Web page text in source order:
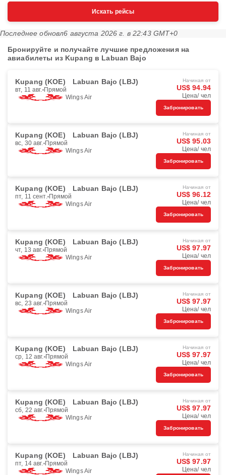
Искать рейсы
Последнее обновл6 августа 2026 г. в 22:43 GMT+0
Бронируйте и получайте лучшие предложения на
авиабилеты из Kupang в Labuan Bajo
Kupang (KOE) Labuan Bajo (LBJ)
вт, 11 авг. Прямой
Wings Air
Начиная от
US$ 94.94
Цена/ чел
Забронировать
Kupang (KOE) Labuan Bajo (LBJ)
вс, 30 авг. Прямой
Wings Air
Начиная от
US$ 95.03
Цена/ чел
Забронировать
Kupang (KOE) Labuan Bajo (LBJ)
пт, 11 сент. Прямой
Wings Air
Начиная от
US$ 96.12
Цена/ чел
Забронировать
Kupang (KOE) Labuan Bajo (LBJ)
чт, 13 авг. Прямой
Wings Air
Начиная от
US$ 97.97
Цена/ чел
Забронировать
Kupang (KOE) Labuan Bajo (LBJ)
вс, 23 авг. Прямой
Wings Air
Начиная от
US$ 97.97
Цена/ чел
Забронировать
Kupang (KOE) Labuan Bajo (LBJ)
ср, 12 авг. Прямой
Wings Air
Начиная от
US$ 97.97
Цена/ чел
Забронировать
Kupang (KOE) Labuan Bajo (LBJ)
сб, 22 авг. Прямой
Wings Air
Начиная от
US$ 97.97
Цена/ чел
Забронировать
Kupang (KOE) Labuan Bajo (LBJ)
пт, 14 авг. Прямой
Wings Air
Начиная от
US$ 97.97
Цена/ чел